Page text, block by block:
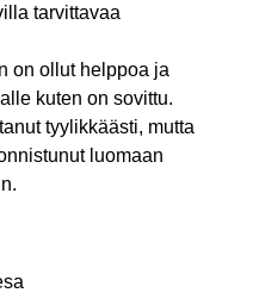
tarvittavaa
on ollut helppoa ja
kuten on sovittu.
tyylikkäästi, mutta
luomaan